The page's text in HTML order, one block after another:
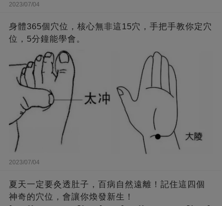
2023/07/04
身體365個穴位，核心無非這15穴，手把手教你定穴
位，5分鐘能學會。
2023/07/04
夏天一定要灸透肚子，百病自然遠離！記住這四個
神奇的穴位，會讓你煥發新生！